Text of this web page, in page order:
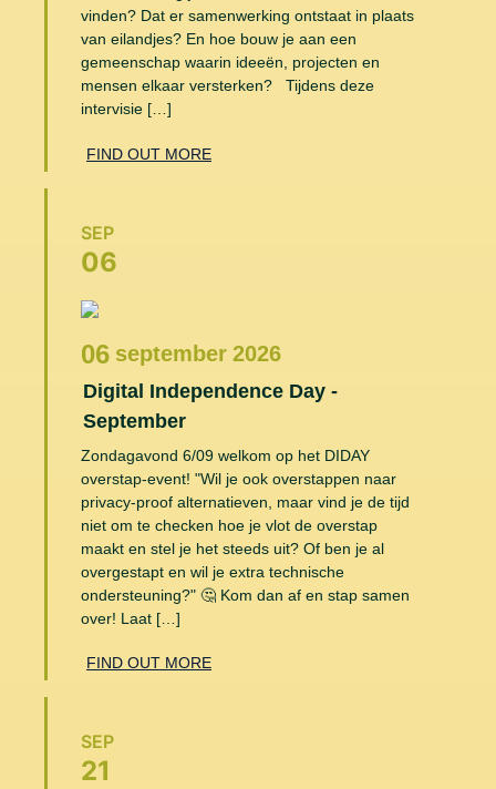
vinden? Dat er samenwerking ontstaat in plaats
van eilandjes? En hoe bouw je aan een
gemeenschap waarin ideeën, projecten en
mensen elkaar versterken? Tijdens deze
intervisie […]
FIND OUT MORE
SEP
06
06 september 2026
Digital Independence Day -
September
Zondagavond 6/09 welkom op het DIDAY
overstap-event! "Wil je ook overstappen naar
privacy-proof alternatieven, maar vind je de tijd
niet om te checken hoe je vlot de overstap
maakt en stel je het steeds uit? Of ben je al
overgestapt en wil je extra technische
ondersteuning?" 🤔 Kom dan af en stap samen
over! Laat […]
FIND OUT MORE
SEP
21